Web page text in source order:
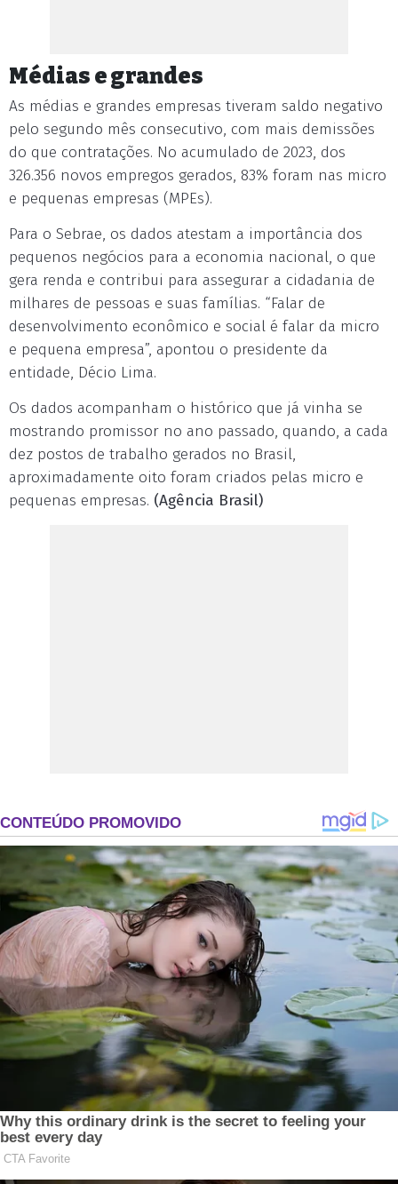
Médias e grandes
As médias e grandes empresas tiveram saldo negativo
pelo segundo mês consecutivo, com mais demissões
do que contratações. No acumulado de 2023, dos
326.356 novos empregos gerados, 83% foram nas micro
e pequenas empresas (MPEs).
Para o Sebrae, os dados atestam a importância dos
pequenos negócios para a economia nacional, o que
gera renda e contribui para assegurar a cidadania de
milhares de pessoas e suas famílias. “Falar de
desenvolvimento econômico e social é falar da micro
e pequena empresa”, apontou o presidente da
entidade, Décio Lima.
Os dados acompanham o histórico que já vinha se
mostrando promissor no ano passado, quando, a cada
dez postos de trabalho gerados no Brasil,
aproximadamente oito foram criados pelas micro e
pequenas empresas. (Agência Brasil)